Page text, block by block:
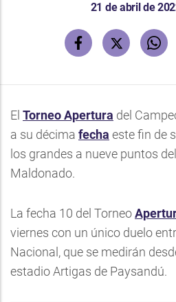
21 de abril de
El Torneo Apertura del
a su décima fecha este fin de
los grandes a nueve puntos
Maldonado.
La fecha 10 del Torneo
viernes con un único duelo
Nacional, que se medirán
estadio Artigas de Paysandú.